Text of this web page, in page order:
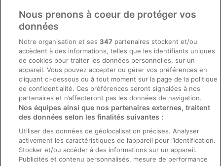
Conditions générales du programme BONUS+ d’ebookers
Directives de contenu et signalement de contenus
Aide
Soutien
Annuler votre réservation d’hôtel ou de propriété de vacances
Échéances de remboursement
Utiliser un coupon ebookers
Nous prenons à coeur de protéger vos
données
Notre organisation et ses347 partenaires stockent et/ou
accèdent à des informations, telles que les identifiants uniques
de cookies pour traiter les données personnelles, sur un
appareil. Vous pouvez accepter ou gérer vos préférences en
cliquant ci-dessous ou à tout moment sur la page de la politique
de confidentialité. Ces préférences seront signalées à nos
partenaires et n’affecteront pas les données de navigation.
Nos équipes ainsi que nos partenaires externes, traitent
des données selon les finalités suivantes :
Utiliser des données de géolocalisation précises. Analyser
activement les caractéristiques de l’appareil pour l’identification.
Stocker et/ou accéder à des informations sur un appareil.
Publicités et contenu personnalisés, mesure de performance